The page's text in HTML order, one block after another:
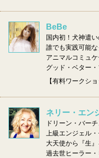
BeBe
国内初！犬神遣
誰でも実践可能
アニマルコミュ
グッド・ベター
【有料ワークシ
ネリー・エン
ドリーン・バー
上級エンジェル・
大天使から『生
過去世ヒーラー